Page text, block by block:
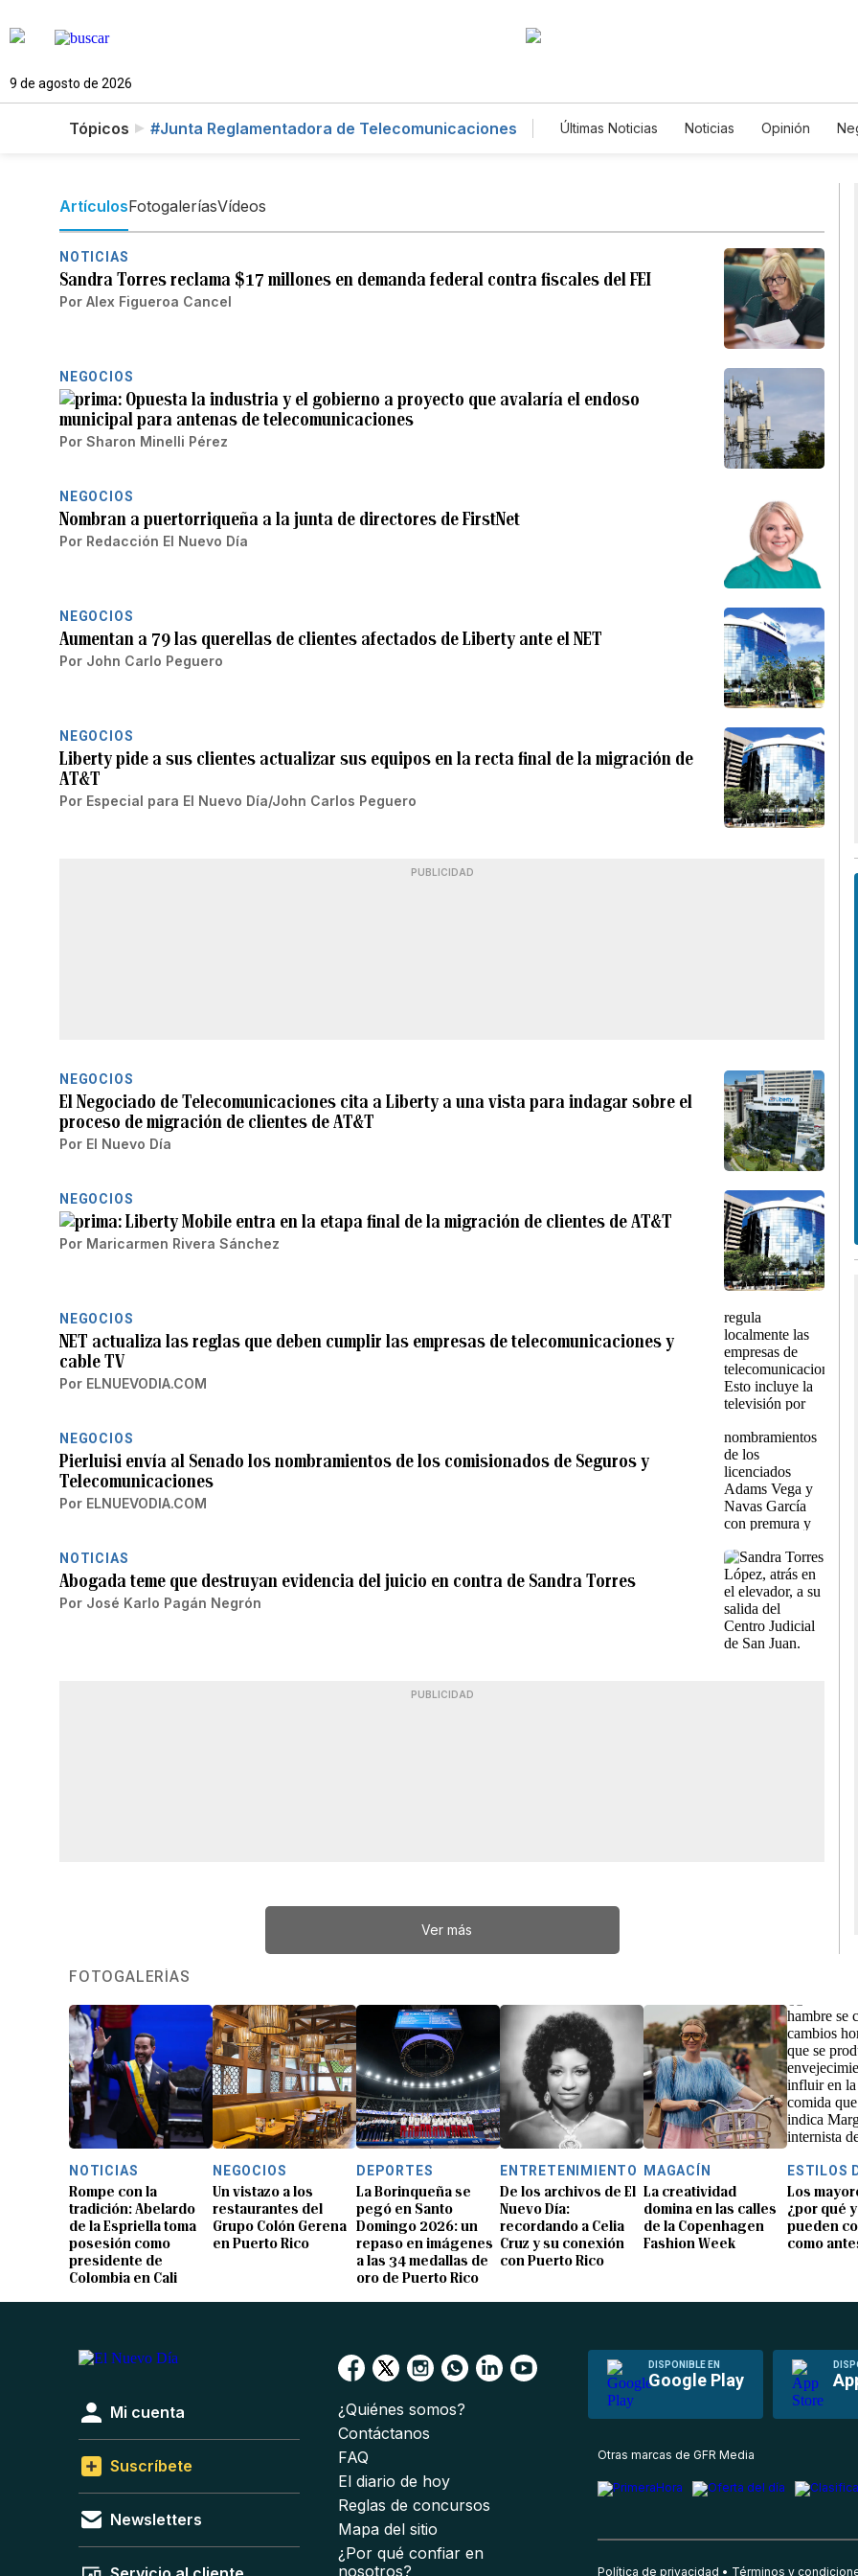
9 de agosto de 2026
Tópicos #Junta Reglamentadora de Telecomunicaciones Últimas Noticias Noticias Opinión
ArtículosFotogaleríasVídeos
NOTICIAS
Sandra Torres reclama $17 millones en demanda federal contra fiscales del FEI
Por Alex Figueroa Cancel
NEGOCIOS
Opuesta la industria y el gobierno a proyecto que avalaría el endoso
municipal para antenas de telecomunicaciones
Por Sharon Minelli Pérez
NEGOCIOS
Nombran a puertorriqueña a la junta de directores de FirstNet
Por Redacción El Nuevo Día
NEGOCIOS
Aumentan a 79 las querellas de clientes afectados de Liberty ante el NET
Por John Carlo Peguero
NEGOCIOS
Liberty pide a sus clientes actualizar sus equipos en la recta final de la migración de
AT&T
Por Especial para El Nuevo Día/John Carlos Peguero
PUBLICIDAD
NEGOCIOS
El Negociado de Telecomunicaciones cita a Liberty a una vista para indagar sobre el
proceso de migración de clientes de AT&T
Por El Nuevo Día
NEGOCIOS
Liberty Mobile entra en la etapa final de la migración de clientes de AT&T
Por Maricarmen Rivera Sánchez
NEGOCIOS
NET actualiza las reglas que deben cumplir las empresas de telecomunicaciones y
cable TV
Por ELNUEVODIA.COM
NEGOCIOS
Pierluisi envía al Senado los nombramientos de los comisionados de Seguros y
Telecomunicaciones
Por ELNUEVODIA.COM
NOTICIAS
Abogada teme que destruyan evidencia del juicio en contra de Sandra Torres
Por José Karlo Pagán Negrón
PUBLICIDAD
Ver más
FOTOGALERÍAS
NOTICIAS
Rompe con la
tradición: Abelardo
de la Espriella toma
posesión como
presidente de
Colombia en Cali
NEGOCIOS
Un vistazo a los
restaurantes del
Grupo Colón Gerena
en Puerto Rico
DEPORTES
La Borinqueña se
pegó en Santo
Domingo 2026: un
repaso en imágenes
a las 34 medallas de
oro de Puerto Rico
ENTRETENIMIENTO
De los archivos de El
Nuevo Día:
recordando a Celia
Cruz y su conexión
con Puerto Rico
MAGACÍN
La creatividad
domina en las calles
de la Copenhagen
Fashion Week
ESTILOS
Los
¿por qué
pueden
como
DISPONIBLE EN
Google Play
Mi cuenta
Suscríbete
Newsletters
¿Quiénes somos?
Contáctanos
FAQ
El diario de hoy
Reglas de concursos
Mapa del sitio
¿Por qué confiar en
nosotros?
Otras marcas de GFR Media
Política de privacidad Términos y